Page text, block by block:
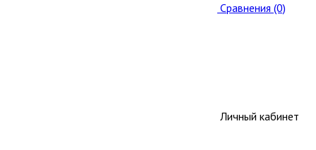
Сравнения (0)
Личный кабинет